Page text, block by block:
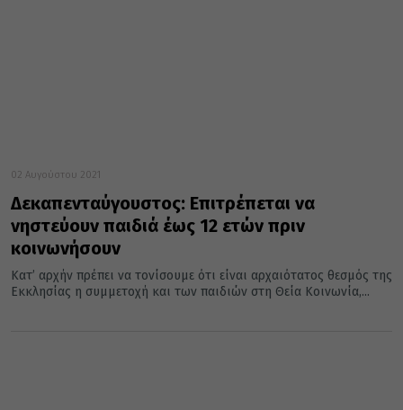
02 Αυγούστου 2021
Δεκαπενταύγουστος: Επιτρέπεται να
νηστεύουν παιδιά έως 12 ετών πριν
κοινωνήσουν
Κατ’ αρχήν πρέπει να τονίσουμε ότι είναι αρχαιότατος θεσμός της
Εκκλησίας η συμμετοχή και των παιδιών στη Θεία Κοινωνία,...